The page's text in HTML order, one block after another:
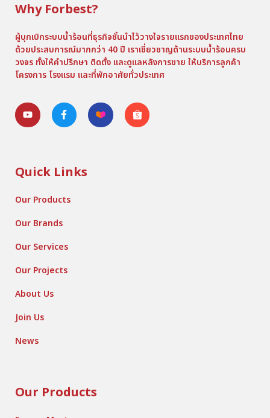
Why Forbest?
ผู้บุกเบิกระบบน้ำร้อนที่ธุรกิจชั้นนำไว้วางใจรายแรกของประเทศไทย
ด้วยประสบการณ์มากกว่า 40 ปี เราเชี่ยวชาญด้านระบบน้ำร้อนครบ
วงจร ทั้งให้คำปรึกษา ติดตั้ง และดูแลหลังการขาย ให้บริการลูกค้า
โครงการ โรงแรม และที่พักอาศัยทั่วประเทศ
Quick Links
Our Products
Our Brands
Our Services
Our Projects
About Us
Join Us
News
Our Products